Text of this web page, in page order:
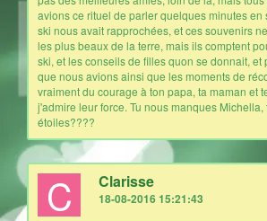
avions ce rituel de parler quelques minutes en
ski nous avait rapprochées, et ces souvenirs
les plus beaux de la terre, mais ils comptent
ski, et les conseils de filles quon se donnait, et
que nous avions ainsi que les moments de
vraiment du courage à ton papa, ta maman et
j'admire leur force. Tu nous manques
étoiles????
C Clarisse
18-08-2016 15:21:43